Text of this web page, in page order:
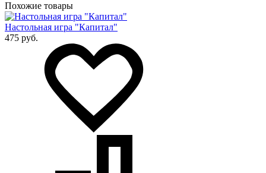
Похожие товары
Настольная игра "Капитал"
475 руб.